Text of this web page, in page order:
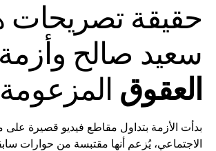
حقيقة تصريحات
سعيد صالح وأزمة
العقوق المزعومة
بدأت الأزمة بتداول مقاطع فيديو قصيرة
الاجتماعي، يُزعم أنها مقتبسة من حوارات